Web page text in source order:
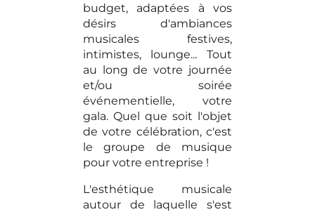
budget, adaptées à vos
désirs d'ambiances
musicales festives,
intimistes, lounge... Tout
au long de votre journée
et/ou soirée
événementielle, votre
gala. Quel que soit l'objet
de votre célébration, c'est
le groupe de musique
pour votre entreprise !
L'esthétique musicale
autour de laquelle s'est